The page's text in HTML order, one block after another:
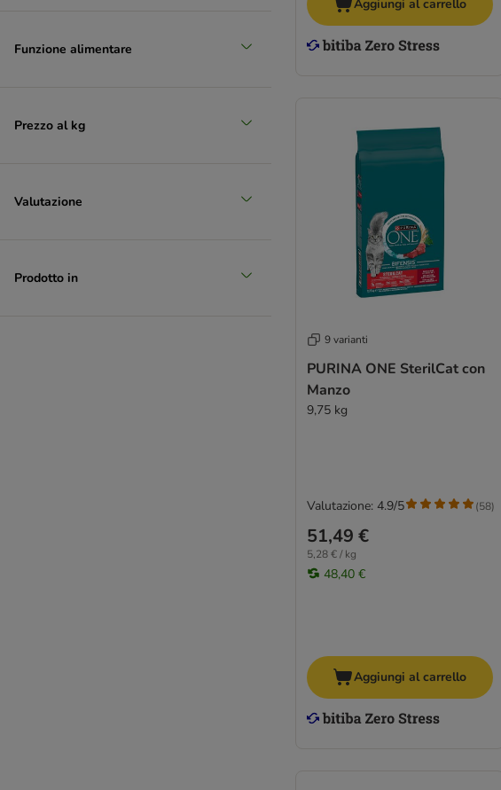
Funzione alimentare
Prezzo al kg
Valutazione
Prodotto in
Aggiungi al carrello
9 varianti
PURINA ONE SterilCat con
Manzo
9,75 kg
51,49 €
5,28 € / kg
48,40 €
Valutazione: 4.9/5 (58)
Aggiungi al carrello